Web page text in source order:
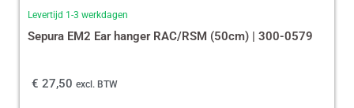
Levertijd 1-3 werkdagen
Sepura EM2 Ear hanger RAC/RSM (50cm) | 300-0579
€ 27,50 excl. BTW